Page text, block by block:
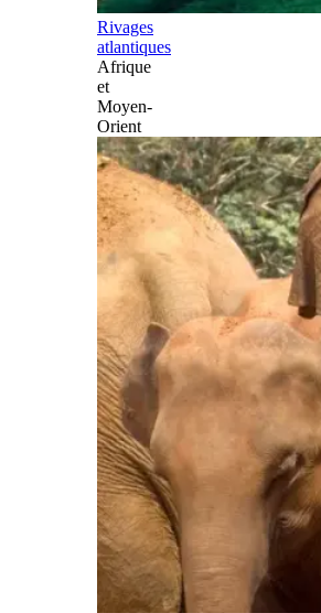
Rivages
atlantiques
Afrique
et
Moyen-
Orient